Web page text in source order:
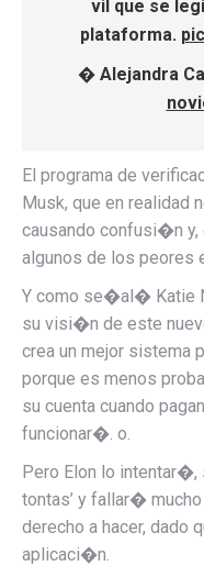
vil que se
plataforma.
� Alejandra
El programa de
Musk, que en
causando confusi�n y,
algunos de los peores
Y como se�al� Katie
su visi�n de este
crea un mejor sistema
porque es menos
su cuenta cuando
funcionar�. o.
Pero Elon lo intentar�,
tontas’ y fallar�
derecho a hacer, dado
aplicaci�n.